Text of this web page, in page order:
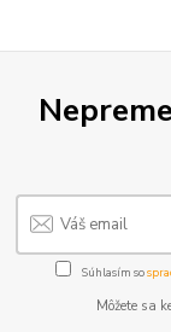
Súhlasím so
Môžete sa